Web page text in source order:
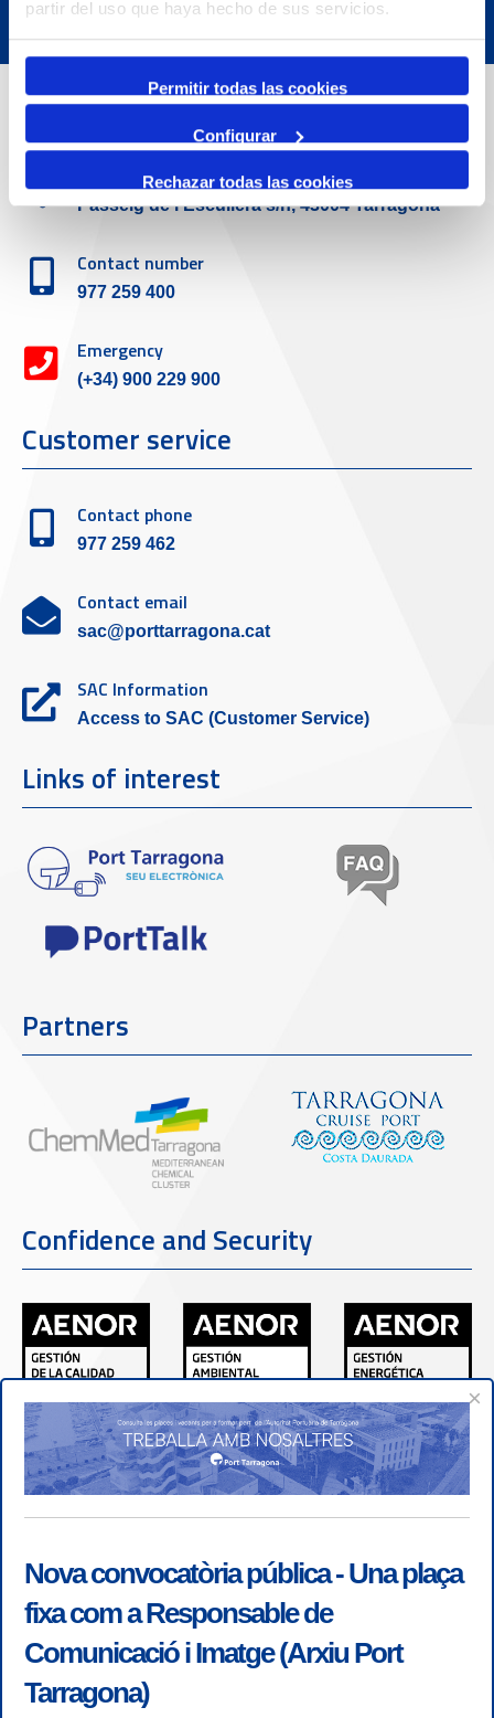
partir del uso que haya hecho de sus servicios.
Permitir todas las cookies
Configurar
Rechazar todas las cookies
Contact
Passeig de l'Escullera s/n, 43004 Tarragona
Contact number
977 259 400
Emergency
(+34) 900 229 900
Customer service
Contact phone
977 259 462
Contact email
sac@porttarragona.cat
SAC Information
Access to SAC (Customer Service)
Links of interest
Partners
Confidence and Security
×
Nova convocatòria pública - Una plaça
fixa com a Responsable de
Comunicació i Imatge (Arxiu Port
Tarragona)